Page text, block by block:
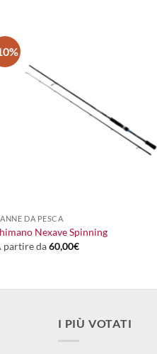
DA PESCA
Nexave Spinning
partire da60,00€
I PIÙ VOTATI